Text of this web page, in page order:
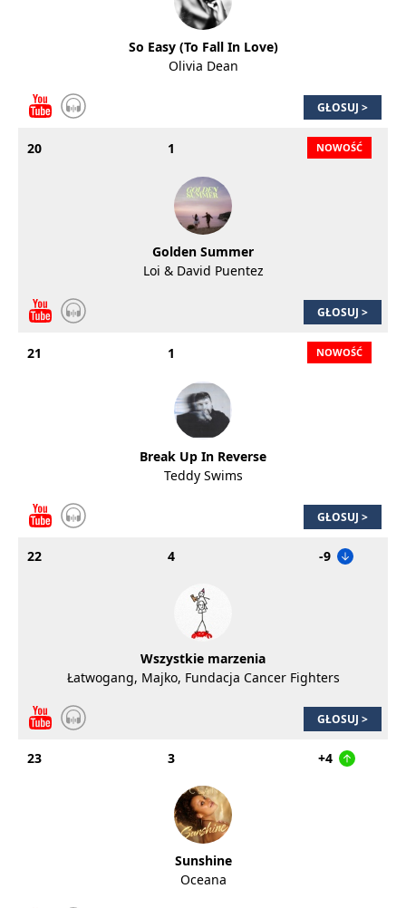
So Easy (To Fall In Love)
Olivia Dean
GŁOSUJ >
20 1
Golden Summer
Loi & David Puentez
GŁOSUJ >
21 1
Break Up In Reverse
Teddy Swims
GŁOSUJ >
22 4 -9
Wszystkie marzenia
Łatwogang, Majko, Fundacja Cancer Fighters
GŁOSUJ >
23 3 +4
Sunshine
Oceana